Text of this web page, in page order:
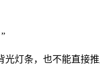
灯条，也不能直接